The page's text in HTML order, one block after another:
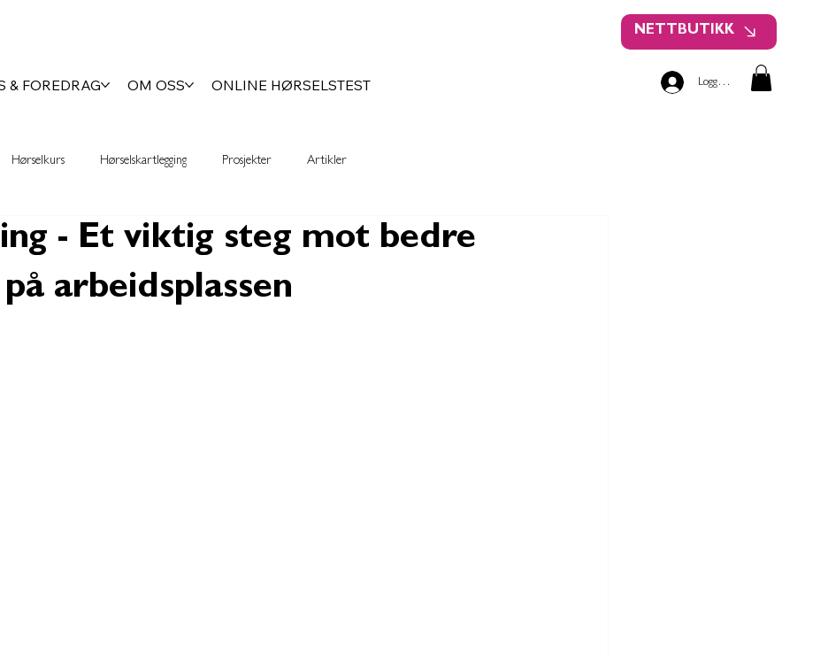
& FOREDRAG OM OSS ONLINE HØRSELSTEST
NETTBUTIKK
Logg inn
Hørselkurs Hørselskartlegging Prosjekter Artikler
- Et viktig steg mot bedre
arbeidsplassen